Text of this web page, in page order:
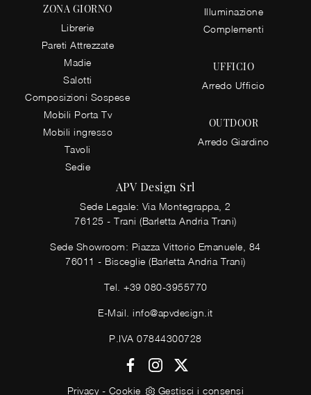
ZONA GIORNO
Librerie
Pareti Attrezzate
Madie
Salotti
Composizioni Sospese
Mobili Porta Tv
Mobili ingresso
Tavoli
Sedie
Illuminazione
Complementi
UFFICIO
Arredo Ufficio
OUTDOOR
Arredo Giardino
APV Design Srl
Sede Legale: Via Montegrappa, 2
76125 - Trani (Barletta Andria Trani)
Sede Showroom: Piazza Vittorio Emanuele, 84
76011 - Bisceglie (Barletta Andria Trani)
Tel. +39 080-3955770
E-Mail.info@apvdesign.it
P.IVA 07844300728
Privacy- Cookie Gestisci i consensi